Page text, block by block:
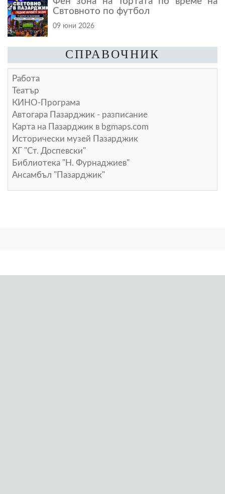
Свтовното по футбол
09 юни 2026
СПРАВОЧНИК
Работа
Театър
КИНО-Програма
Автогара Пазарджик - разписание
Карта на Пазарджик в bgmaps.com
Исторически музей Пазарджик
ХГ "Ст. Доспевски"
Библиотека "Н. Фурнаджиев"
Ансамбъл "Пазарджик"